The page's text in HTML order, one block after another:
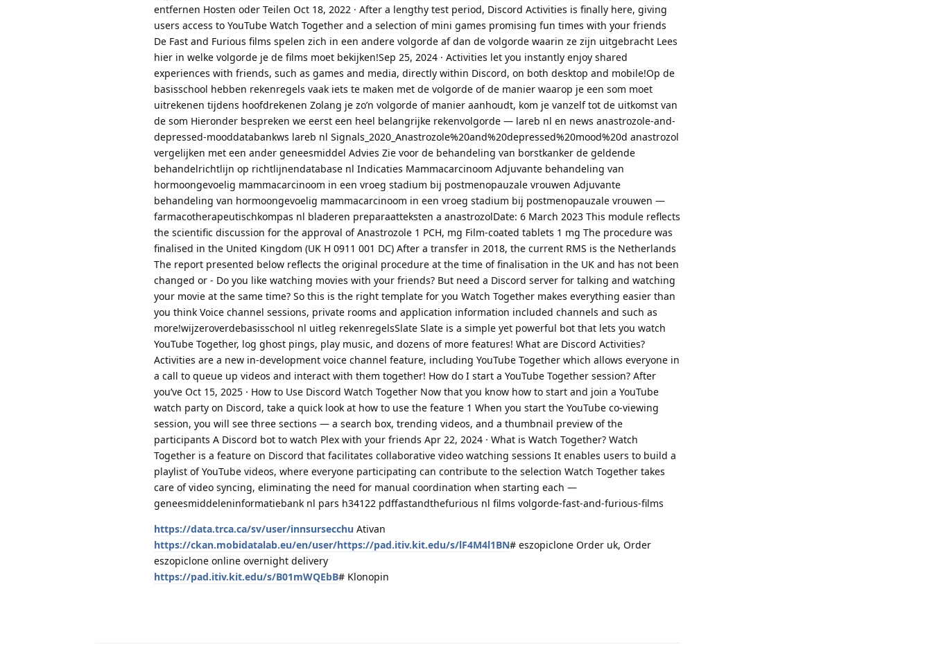
entfernen Hosten oder Teilen Oct 18, 2022 · After a lengthy test period, Discord Activities is finally here, giving
users access to YouTube Watch Together and a selection of mini games promising fun times with your friends
De Fast and Furious films spelen zich in een andere volgorde af dan de volgorde waarin ze zijn uitgebracht Lees
hier in welke volgorde je de films moet bekijken!Sep 25, 2024 · Activities let you instantly enjoy shared
experiences with friends, such as games and media, directly within Discord, on both desktop and mobile!Op de
basisschool hebben rekenregels vaak iets te maken met de volgorde of de manier waarop je een som moet
uitrekenen tijdens hoofdrekenen Zolang je zo’n volgorde of manier aanhoudt, kom je vanzelf tot de uitkomst van
de som Hieronder bespreken we eerst een heel belangrijke rekenvolgorde — lareb nl en news anastrozole-and-
depressed-mooddatabankws lareb nl Signals_2020_Anastrozole%20and%20depressed%20mood%20d anastrozol
vergelijken met een ander geneesmiddel Advies Zie voor de behandeling van borstkanker de geldende
behandelrichtlijn op richtlijnendatabase nl Indicaties Mammacarcinoom Adjuvante behandeling van
hormoongevoelig mammacarcinoom in een vroeg stadium bij postmenopauzale vrouwen Adjuvante
behandeling van hormoongevoelig mammacarcinoom in een vroeg stadium bij postmenopauzale vrouwen —
farmacotherapeutischkompas nl bladeren preparaatteksten a anastrozolDate: 6 March 2023 This module reflects
the scientific discussion for the approval of Anastrozole 1 PCH, mg Film-coated tablets 1 mg The procedure was
finalised in the United Kingdom (UK H 0911 001 DC) After a transfer in 2018, the current RMS is the Netherlands
The report presented below reflects the original procedure at the time of finalisation in the UK and has not been
changed or - Do you like watching movies with your friends? But need a Discord server for talking and watching
your movie at the same time? So this is the right template for you Watch Together makes everything easier than
you think Voice channel sessions, private rooms and application information included channels and such as
more!wijzeroverdebasisschool nl uitleg rekenregelsSlate Slate is a simple yet powerful bot that lets you watch
YouTube Together, log ghost pings, play music, and dozens of more features! What are Discord Activities?
Activities are a new in-development voice channel feature, including YouTube Together which allows everyone in
a call to queue up videos and interact with them together! How do I start a YouTube Together session? After
you’ve Oct 15, 2025 · How to Use Discord Watch Together Now that you know how to start and join a YouTube
watch party on Discord, take a quick look at how to use the feature 1 When you start the YouTube co-viewing
session, you will see three sections — a search box, trending videos, and a thumbnail preview of the
participants A Discord bot to watch Plex with your friends Apr 22, 2024 · What is Watch Together? Watch
Together is a feature on Discord that facilitates collaborative video watching sessions It enables users to build a
playlist of YouTube videos, where everyone participating can contribute to the selection Watch Together takes
care of video syncing, eliminating the need for manual coordination when starting each —
geneesmiddeleninformatiebank nl pars h34122 pdffastandthefurious nl films volgorde-fast-and-furious-films
https://data.trca.ca/sv/user/innsursecchu Ativan
https://ckan.mobidatalab.eu/en/user/https://pad.itiv.kit.edu/s/lF4M4l1BN# eszopiclone Order uk, Order
eszopiclone online overnight delivery
https://pad.itiv.kit.edu/s/B01mWQEbB# Klonopin